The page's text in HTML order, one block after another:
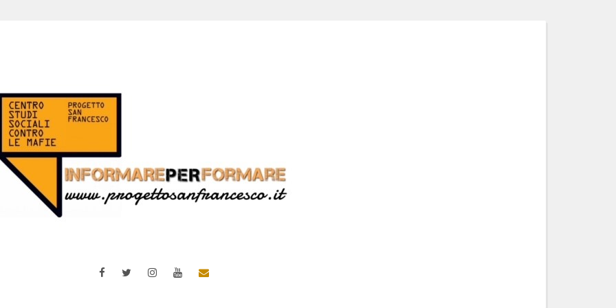
FacebookTwitterInstagramYouTubeEmail